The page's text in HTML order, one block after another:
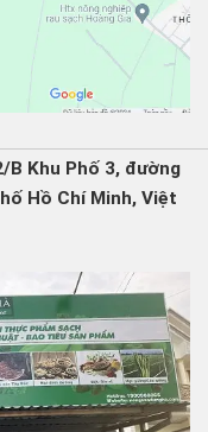
B Khu Phố 3, đường
Hồ Chí Minh, Việt